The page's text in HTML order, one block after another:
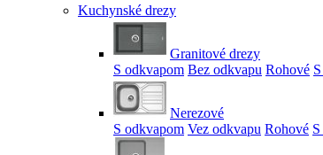
Kuchynské drezy
Granitové drezy
S odkvapom Bez odkvapu Rohové
Nerezové
S odkvapom Vez odkvapu Rohové